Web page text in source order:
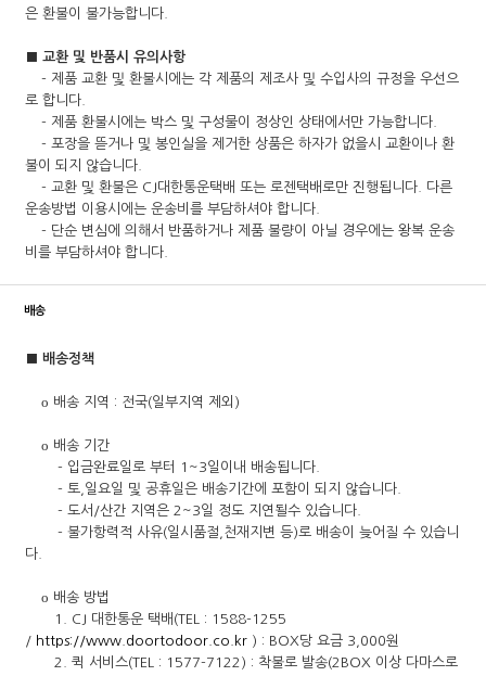
은 환불이 불가능합니다.
■ 교환 및 반품시 유의사항
- 제품 교환 및 환불시에는 각 제품의 제조사 및 수입사의 규정을 우선으
로 합니다.
- 제품 환불시에는 박스 및 구성물이 정상인 상태에서만 가능합니다.
- 포장을 뜯거나 및 봉인실을 제거한 상품은 하자가 없을시 교환이나 환
불이 되지 않습니다.
- 교환 및 환불은 CJ대한통운택배 또는 로젠택배로만 진행됩니다. 다른
운송방법 이용시에는 운송비를 부담하셔야 합니다.
- 단순 변심에 의해서 반품하거나 제품 불량이 아닐 경우에는 왕복 운송
비를 부담하셔야 합니다.
배송
■ 배송정책
ο 배송 지역 : 전국(일부지역 제외)
ο 배송 기간
- 입금완료일로 부터 1~3일이내 배송됩니다.
- 토,일요일 및 공휴일은 배송기간에 포함이 되지 않습니다.
- 도서/산간 지역은 2~3일 정도 지연될수 있습니다.
- 불가항력적 사유(일시품절,천재지변 등)로 배송이 늦어질 수 있습니
다.
ο 배송 방법
1. CJ 대한통운 택배(TEL : 1588-1255
/ https://www.doortodoor.co.kr) : BOX당 요금 3,000원
2. 퀵 서비스(TEL : 1577-7122) : 착불로 발송(2BOX 이상 다마스로